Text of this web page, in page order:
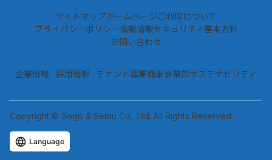
企業情報 採用情報 テナント募集商事事業部サステナビリティ
Copyright © Sogo & Seibu Co., Ltd. All Rights Reserved.
サイトマップホームページご利用について
プライバシーポリシー情報情報セキュリティ基本方針
お問い合わせ
Language